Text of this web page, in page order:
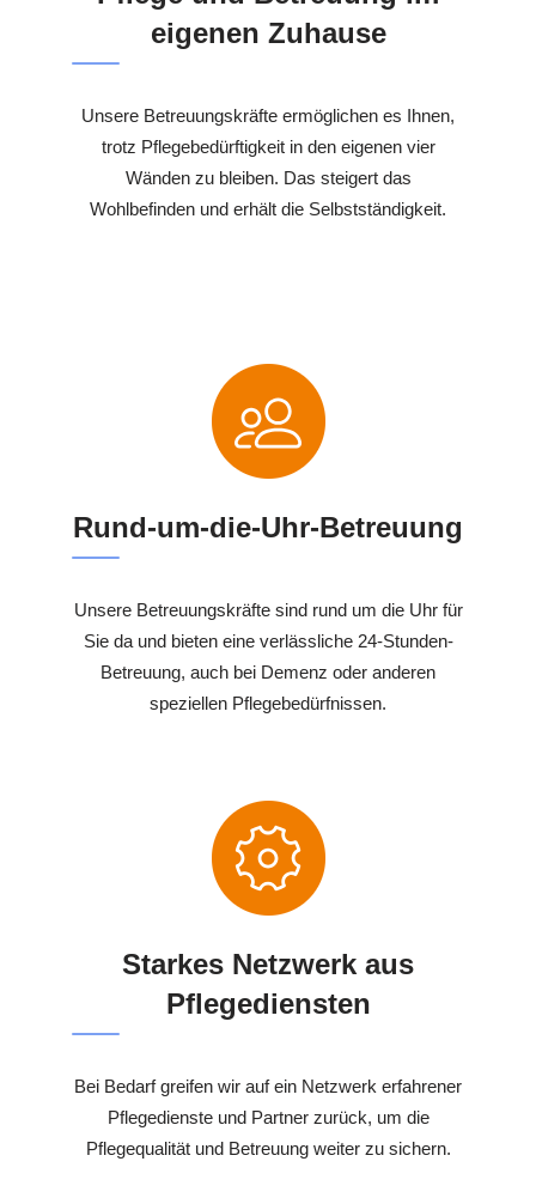
eigenen Zuhause
Unsere Betreuungskräfte ermöglichen es Ihnen,
trotz Pflegebedürftigkeit in den eigenen vier
Wänden zu bleiben. Das steigert das
Wohlbefinden und erhält die Selbstständigkeit.
Rund-um-die-Uhr-Betreuung
Unsere Betreuungskräfte sind rund um die Uhr für
Sie da und bieten eine verlässliche 24-Stunden-
Betreuung, auch bei Demenz oder anderen
speziellen Pflegebedürfnissen.
Starkes Netzwerk aus
Pflegediensten
Bei Bedarf greifen wir auf ein Netzwerk erfahrener
Pflegedienste und Partner zurück, um die
Pflegequalität und Betreuung weiter zu sichern.